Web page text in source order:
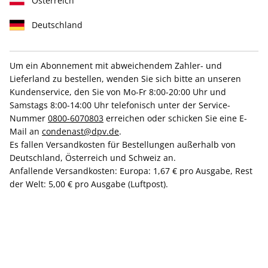
AD ePaper 10/2023
Direkt verfügbar
CHF 8.00
inkl. MwSt.
Deutschland
Um ein Abonnement mit abweichendem Zahler- und
Lieferland zu bestellen, wenden Sie sich bitte an unseren
Kundenservice, den Sie von Mo-Fr 8:00-20:00 Uhr und
Samstags 8:00-14:00 Uhr telefonisch unter der Service-
Nummer 0800-6070803 erreichen oder schicken Sie eine E-
Mail an condenast@dpv.de.
Es fallen Versandkosten für Bestellungen außerhalb von
Deutschland, Österreich und Schweiz an.
Anfallende Versandkosten: Europa: 1,67 € pro Ausgabe, Rest
der Welt: 5,00 € pro Ausgabe (Luftpost).